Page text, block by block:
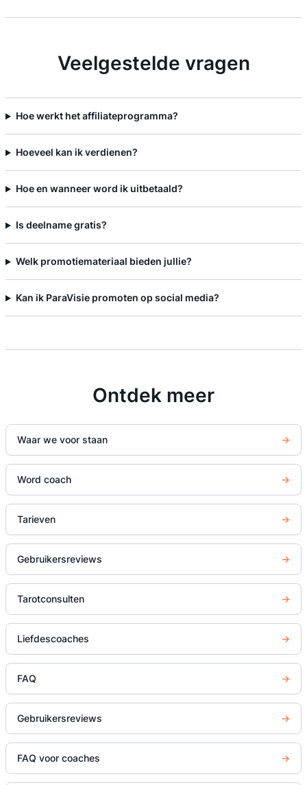
Veelgestelde vragen
Hoe werkt het affiliateprogramma?
Hoeveel kan ik verdienen?
Hoe en wanneer word ik uitbetaald?
Is deelname gratis?
Welk promotiemateriaal bieden jullie?
Kan ik ParaVisie promoten op social media?
Ontdek meer
Waar we voor staan →
Word coach →
Tarieven →
Gebruikersreviews →
Tarotconsulten →
Liefdescoaches →
FAQ →
Gebruikersreviews →
FAQ voor coaches →